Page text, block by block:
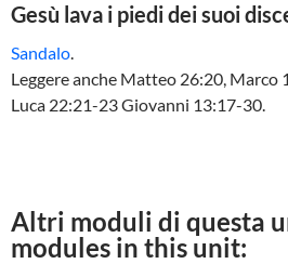
Gesù lava i piedi dei suoi
Sandalo.
Leggere anche Matteo 26:20, Marco
Luca 22:21-23 Giovanni 13:17-30.
Altri moduli di questa
modules in this unit: